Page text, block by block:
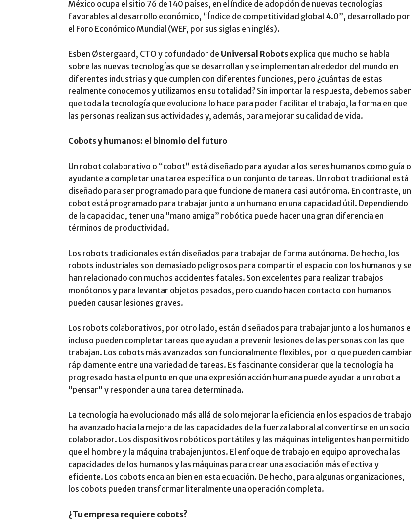
México ocupa el sitio 76 de 140 países, en el índice de adopción de nuevas tecnologías
favorables al desarrollo económico, “Índice de competitividad global 4.0”, desarrollado por
el Foro Económico Mundial (WEF, por sus siglas en inglés).
Esben Østergaard, CTO y cofundador de Universal Robots explica que mucho se habla
sobre las nuevas tecnologías que se desarrollan y se implementan alrededor del mundo en
diferentes industrias y que cumplen con diferentes funciones, pero ¿cuántas de estas
realmente conocemos y utilizamos en su totalidad? Sin importar la respuesta, debemos saber
que toda la tecnología que evoluciona lo hace para poder facilitar el trabajo, la forma en que
las personas realizan sus actividades y, además, para mejorar su calidad de vida.
Cobots y humanos: el binomio del futuro
Un robot colaborativo o “cobot” está diseñado para ayudar a los seres humanos como guía o
ayudante a completar una tarea específica o un conjunto de tareas. Un robot tradicional está
diseñado para ser programado para que funcione de manera casi autónoma. En contraste, un
cobot está programado para trabajar junto a un humano en una capacidad útil. Dependiendo
de la capacidad, tener una “mano amiga” robótica puede hacer una gran diferencia en
términos de productividad.
Los robots tradicionales están diseñados para trabajar de forma autónoma. De hecho, los
robots industriales son demasiado peligrosos para compartir el espacio con los humanos y se
han relacionado con muchos accidentes fatales. Son excelentes para realizar trabajos
monótonos y para levantar objetos pesados, pero cuando hacen contacto con humanos
pueden causar lesiones graves.
Los robots colaborativos, por otro lado, están diseñados para trabajar junto a los humanos e
incluso pueden completar tareas que ayudan a prevenir lesiones de las personas con las que
trabajan. Los cobots más avanzados son funcionalmente flexibles, por lo que pueden cambiar
rápidamente entre una variedad de tareas. Es fascinante considerar que la tecnología ha
progresado hasta el punto en que una expresión acción humana puede ayudar a un robot a
“pensar” y responder a una tarea determinada.
La tecnología ha evolucionado más allá de solo mejorar la eficiencia en los espacios de trabajo
ha avanzado hacia la mejora de las capacidades de la fuerza laboral al convertirse en un socio
colaborador. Los dispositivos robóticos portátiles y las máquinas inteligentes han permitido
que el hombre y la máquina trabajen juntos. El enfoque de trabajo en equipo aprovecha las
capacidades de los humanos y las máquinas para crear una asociación más efectiva y
eficiente. Los cobots encajan bien en esta ecuación. De hecho, para algunas organizaciones,
los cobots pueden transformar literalmente una operación completa.
¿Tu empresa requiere cobots?